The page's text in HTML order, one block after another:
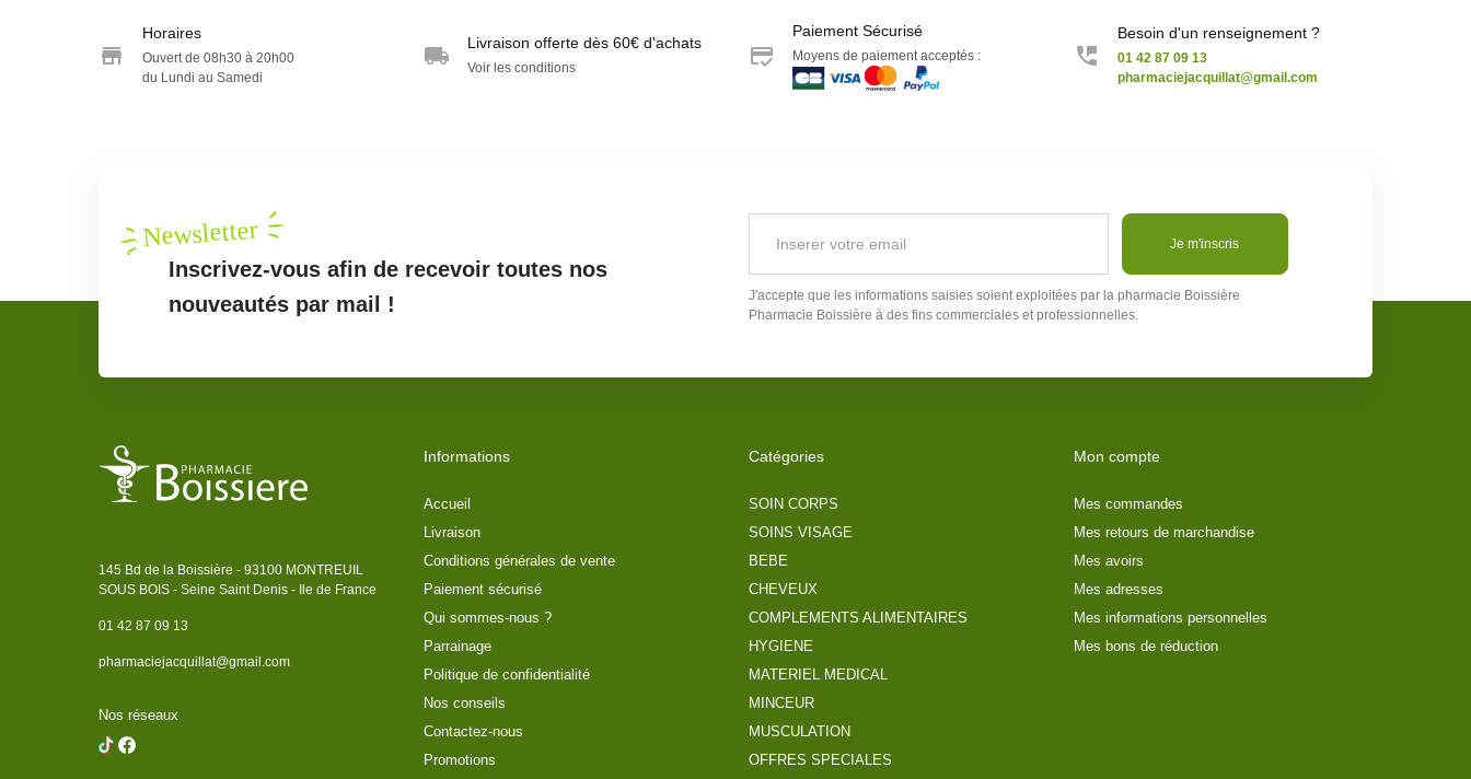
Horaires
Ouvert de 08h30 à 20h00
du Lundi au Samedi
Livraison offerte dès 60€ d'achats
Voir les conditions
Paiement Sécurisé
Moyens de paiement acceptés :
Besoin d'un renseignement ?
01 42 87 09 13
pharmaciejacquillat@gmail.com
Newsletter
Inscrivez-vous afin de recevoir toutes nos
nouveautés par mail !
Je m'inscris
J'accepte que les informations saisies soient exploitées par la pharmacie Boissière
Pharmacie Boissière à des fins commerciales et professionnelles.
145 Bd de la Boissière - 93100 MONTREUIL
SOUS BOIS - Seine Saint Denis - Ile de France
01 42 87 09 13
pharmaciejacquillat@gmail.com
Nos réseaux
Informations
Accueil
Livraison
Conditions générales de vente
Paiement sécurisé
Qui sommes-nous ?
Parrainage
Politique de confidentialité
Nos conseils
Contactez-nous
Promotions
Catégories
SOIN CORPS
SOINS VISAGE
BEBE
CHEVEUX
COMPLEMENTS ALIMENTAIRES
HYGIENE
MATERIEL MEDICAL
MINCEUR
MUSCULATION
OFFRES SPECIALES
Mon compte
Mes commandes
Mes retours de marchandise
Mes avoirs
Mes adresses
Mes informations personnelles
Mes bons de réduction